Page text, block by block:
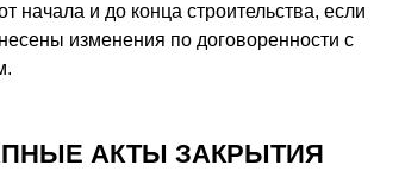
начала и до конца строительства, если
изменения по договоренности с
АКТЫ ЗАКРЫТИЯ